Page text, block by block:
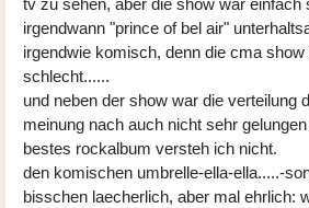
irgendwann "prince of bel air"
irgendwie komisch, denn die cma
schlecht......
und neben der show war die verteilung
meinung nach auch nicht sehr
bestes rockalbum versteh ich nicht.
den komischen umbrelle-ella-ella.....-
bisschen laecherlich, aber mal ehrlich: